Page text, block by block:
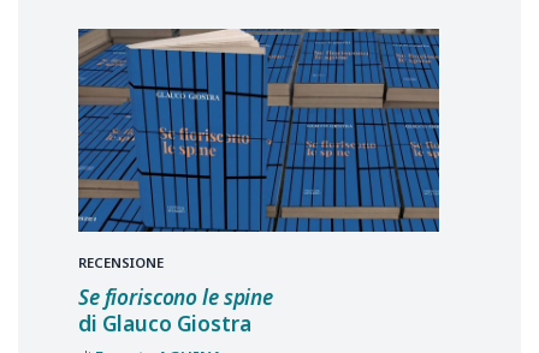
RECENSIONE
Se fioriscono le spine
di Glauco Giostra